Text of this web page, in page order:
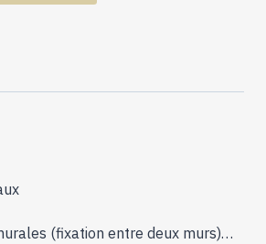
(fixation entre deux murs)…